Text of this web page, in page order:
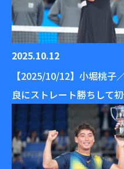
2025.10.12
【2025/10/12】小堀桃子
良にストレート勝ちして